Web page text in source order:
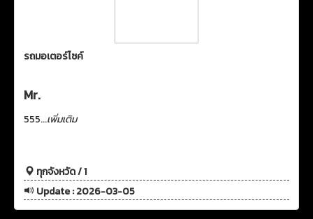
รถมอเตอร์ไซค์
Mr.
555...เพิ่มเติม
ทุกจังหวัด / 1
Update : 2026-03-05